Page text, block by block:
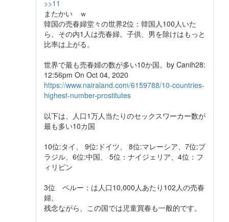
>>11
またかい ｗ
韓国の売春婦堂々の世界2位：韓国人100人いた
ら、その内1人は売春婦。子供、男を除けはもっと
比率は上がる。
世界で最も売春婦の数が多い10か国。by Canih28:
12:56pm On Oct 04, 2020
https://www.nairaland.com/6159788/10-countries-
highest-number-prostitutes
以下は、人口1万人当たりのセックスワーカー数が
最も多い10カ国
10位:タイ、 9位:ドイツ、 8位:マレーシア、7位:ブ
ラジル、6位:中国、 5位：ナイジェリア、4位：フ
ィリピン
3位 ペルー：は人口10,000人あたり102人の売春
婦。
残念ながら、この国では児童買春も一般的です。